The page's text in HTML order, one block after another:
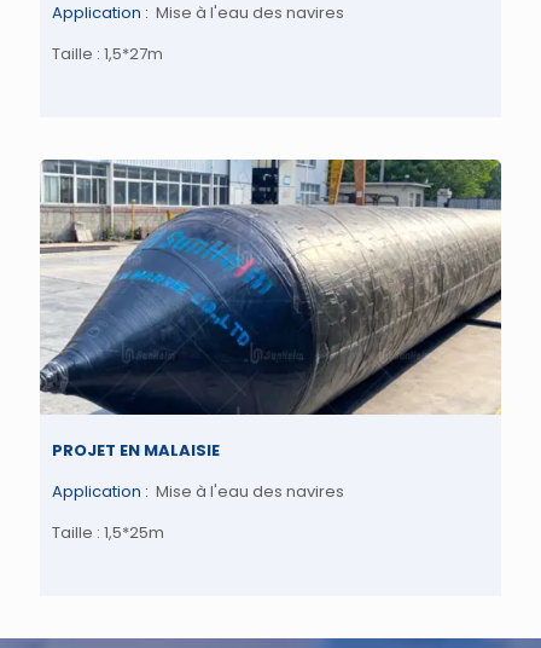
Application : Mise à l'eau des navires
Taille : 1,5*27m
PROJET EN MALAISIE
Application : Mise à l'eau des navires
Taille : 1,5*25m